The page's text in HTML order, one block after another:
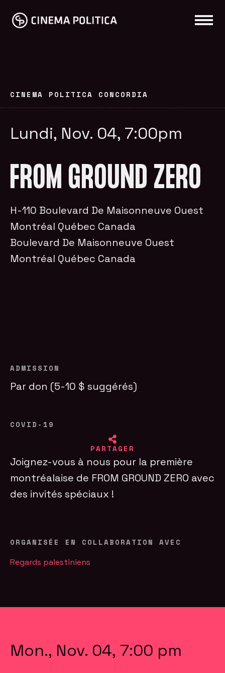
CINEMA POLITICA CONCORDIA
Lundi, Nov. 04, 7:00pm
FROM GROUND ZERO
H-110 Boulevard De Maisonneuve Ouest
Montréal Québec Canada
Boulevard De Maisonneuve Ouest
Montréal Québec Canada
ADMISSION
Par don (5-10 $ suggérés)
COVID-19
PARTAGER
Joignez-vous à nous pour la première
montréalaise de FROM GROUND ZERO avec
des invités spéciaux !
ORGANISÉE EN COLLABORATION AVEC
Regards palestiniens
Mon., Nov. 04, 7:00 pm